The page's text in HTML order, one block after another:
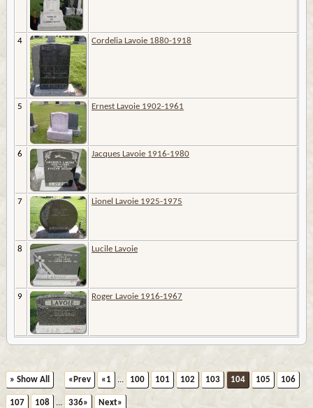
4 Cordelia Lavoie 1880-1918
5 Ernest Lavoie 1902-1961
6 Jacques Lavoie 1916-1980
7 Lionel Lavoie 1925-1975
8 Lucile Lavoie
9 Roger Lavoie 1916-1967
» Show All «Prev «1 ... 100 101 102 103 104 105 106
107 108 ... 336» Next»